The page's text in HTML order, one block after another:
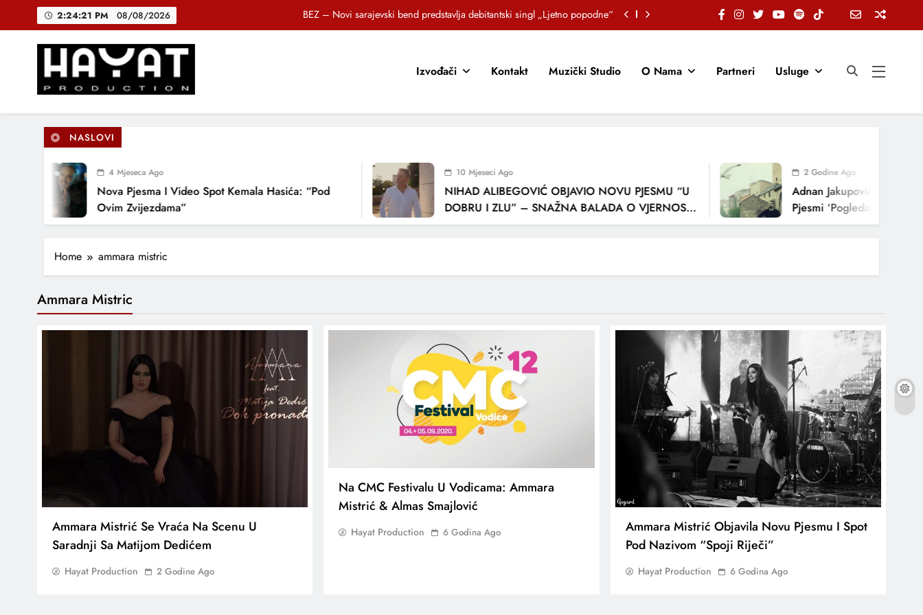
2:24:22 PM 08/08/2026
BEZ – Novi sarajevski bend predstavlja debitantski singl „Ljetno popodne“
DJEČIJI HOR SUNCOKRETI KROZ PJESMU POZVALI MALIŠANE NA DOBRE NAVIKE
DJEČIJI HOR SUNCOKRETI KROZ PJESMU POZVALI MALIŠANE NA DOBRE NAVIKE
Hayat Production
Promocija domaće muzike
Izvođači Kontakt Muzički Studio O Nama Partneri Usluge
NASLOVI
4 Mjeseca Ago
Nova Pjesma I Video Spot Kemala Hasića: “Pod
Ovim Zvijezdama”
10 Mjeseci Ago
NIHAD ALIBEGOVIĆ OBJAVIO NOVU PJESMU “U
DOBRU I ZLU” – SNAŽNA BALADA O VJERNOSTI,
LJUBAVI I VREMENU KOJE NAS MIJENJA
2 Godine Ago
Adnan Jakupović Donosi
Pjesmi ‘Pogledaj Me’
Home ammara mistric
Ammara Mistric
Ammara Mistrić Se Vraća Na Scenu U
Saradnji Sa Matijom Dedićem
Hayat Production 2 Godine Ago
Na CMC Festivalu U Vodicama: Ammara
Mistrić & Almas Smajlović
Hayat Production 6 Godina Ago
Ammara Mistrić Objavila Novu Pjesmu I Spot
Pod Nazivom “Spoji Riječi”
Hayat Production 6 Godina Ago